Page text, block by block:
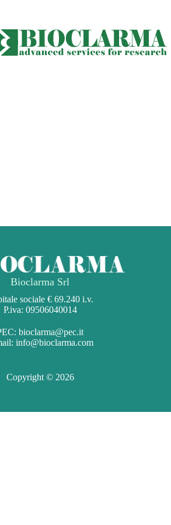
Bioclarma Srl
sociale € 69.240 i.v.
P.iva: 09506040014
bioclarma@pec.it
info@bioclarma.com
Copyright © 2026